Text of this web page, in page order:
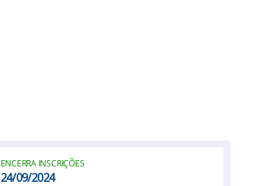
ENCERRA INSCRIÇÕES
24/09/2024